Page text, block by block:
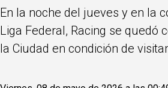
En la noche del jueves y en la
Liga Federal, Racing se quedó
la Ciudad en condición de